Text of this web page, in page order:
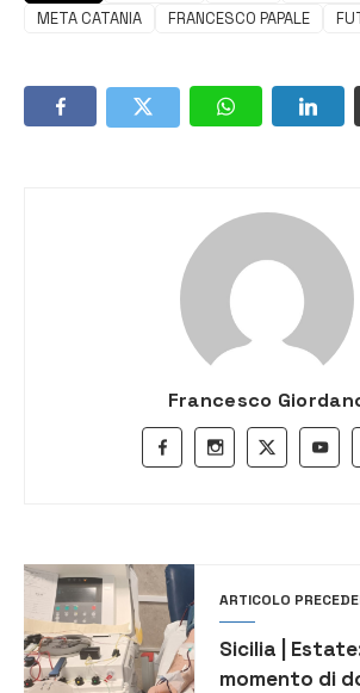
META CATANIA
FRANCESCO PAPALE
Francesco
ARTICOLO
Sicilia |
momento di